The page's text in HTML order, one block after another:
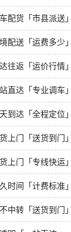
配货「市县派送」
配送「运费多少」
往返「运价行情」
直达「专业调车」
到达「全程定位」
上门「送货到门」
上门「专线快运」
时间「计费标准」
中转「送货到门」